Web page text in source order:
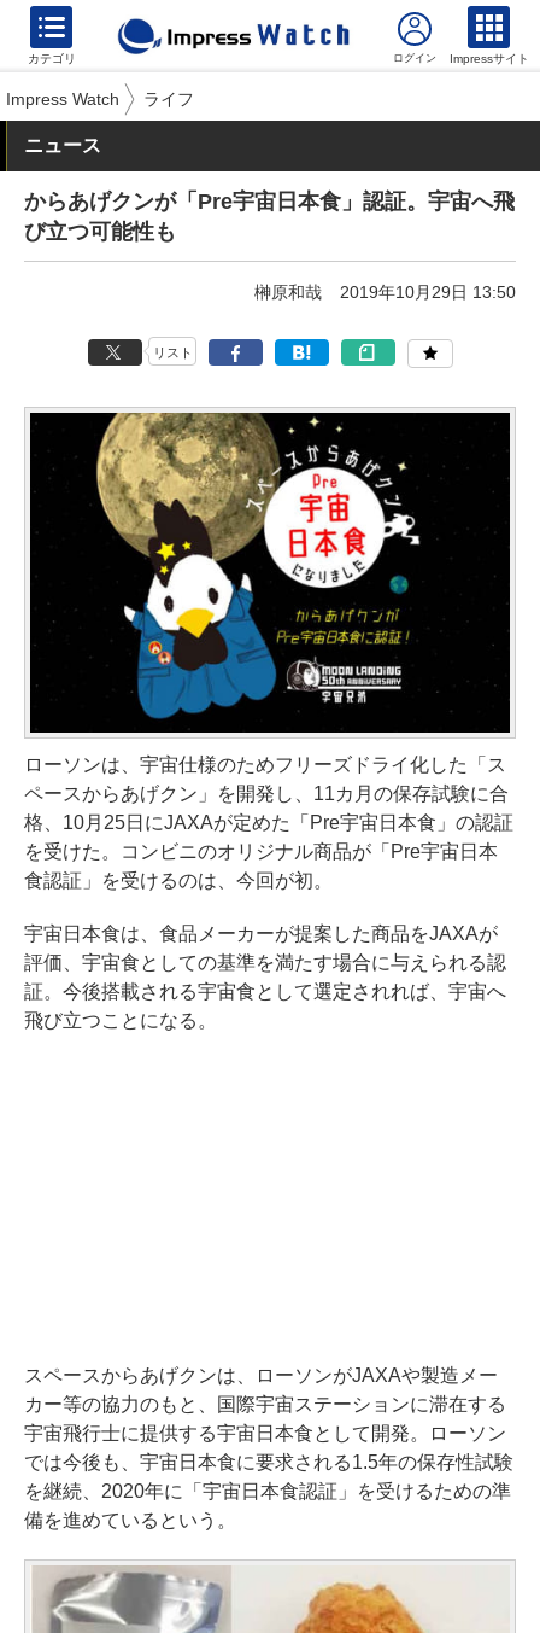
カテゴリ Impressサイト
Impress Watch ライフ
ニュース
からあげクンが「Pre宇宙日本食」認証。宇宙へ飛
び立つ可能性も
榊原和哉 2019年10月29日 13:50
リスト
ローソンは、宇宙仕様のためフリーズドライ化した「ス
ペースからあげクン」を開発し、11カ月の保存試験に合
格、10月25日にJAXAが定めた「Pre宇宙日本食」の認証
を受けた。コンビニのオリジナル商品が「Pre宇宙日本
食認証」を受けるのは、今回が初。
宇宙日本食は、食品メーカーが提案した商品をJAXAが
評価、宇宙食としての基準を満たす場合に与えられる認
証。今後搭載される宇宙食として選定されれば、宇宙へ
飛び立つことになる。
スペースからあげクンは、ローソンがJAXAや製造メー
カー等の協力のもと、国際宇宙ステーションに滞在する
宇宙飛行士に提供する宇宙日本食として開発。ローソン
では今後も、宇宙日本食に要求される1.5年の保存性試験
を継続、2020年に「宇宙日本食認証」を受けるための準
備を進めているという。